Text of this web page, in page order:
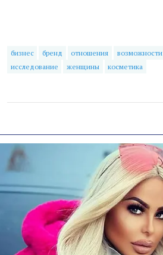
бизнес бренд отношения возможности
исследование
женщины косметика